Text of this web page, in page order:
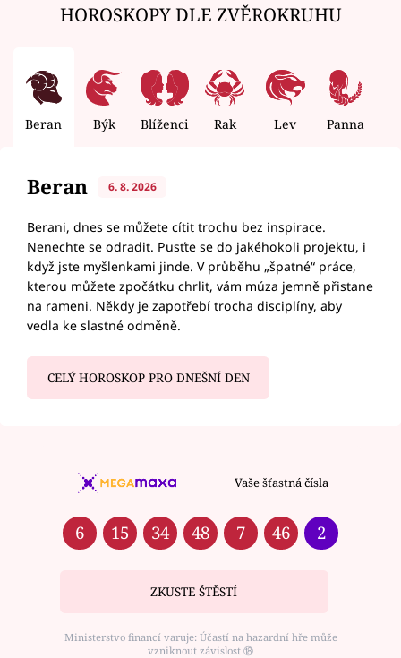
HOROSKOPY DLE ZVĚROKRUHU
Beran Býk Blíženci Rak Lev Panna
Beran 6. 8. 2026
Berani, dnes se můžete cítit trochu bez inspirace.
Nenechte se odradit. Pusťte se do jakéhokoli projektu, i
když jste myšlenkami jinde. V průběhu „špatné“ práce,
kterou můžete zpočátku chrlit, vám múza jemně přistane
na rameni. Někdy je zapotřebí trocha disciplíny, aby
vedla ke slastné odměně.
CELÝ HOROSKOP PRO DNEŠNÍ DEN
Vaše šťastná čísla
6 15 34 48 7 46 2
ZKUSTE ŠTĚSTÍ
Ministerstvo financí varuje: Účastí na hazardní hře může
vzniknout závislost ⑱